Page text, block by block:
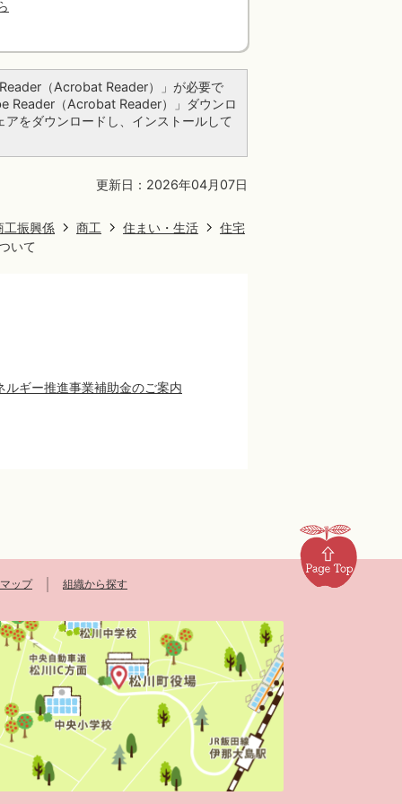
（Acrobat Reader）」が必要で
Reader（Acrobat Reader）」ダウンロ
をダウンロードし、インストールして
更新日：2026年04月07日
工振興係 商工 住まい・生活
住宅
いて
ルギー推進事業補助金のご案内
ップ 組織から探す